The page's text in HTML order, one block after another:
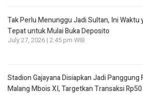
Tak Perlu Menunggu Jadi Sultan, Ini Waktu
Tepat untuk Mulai Buka Deposito
July 27, 2026 | 2:45 pm WIB
Stadion Gajayana Disiapkan Jadi Panggung
Malang Mbois XI, Targetkan Transaksi